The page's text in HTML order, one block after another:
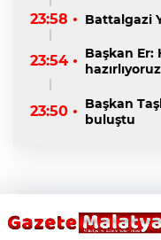
23:58 • Battalgazi
23:54 • Başkan Er:
hazırlıyoruz
23:50 • Başkan
buluştu